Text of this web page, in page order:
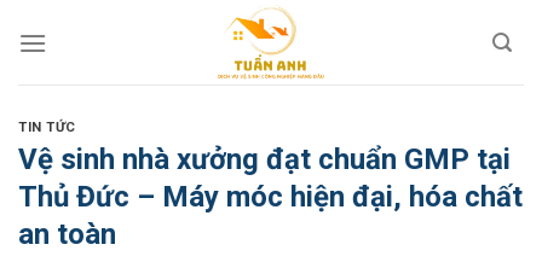
TIN TỨC
Vệ sinh nhà xưởng đạt chuẩn GMP tại
Thủ Đức – Máy móc hiện đại, hóa chất
an toàn